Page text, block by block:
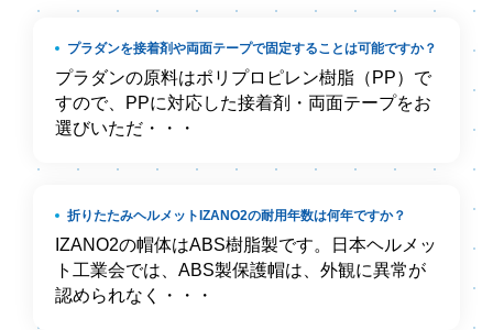
プラダンを接着剤や両面テープで固定することは可能ですか？
プラダンの原料はポリプロピレン樹脂（PP）で
すので、PPに対応した接着剤・両面テープをお
選びいただ・・・
折りたたみヘルメットIZANO2の耐用年数は何年ですか？
IZANO2の帽体はABS樹脂製です。日本ヘルメッ
ト工業会では、ABS製保護帽は、外観に異常が
認められなく・・・